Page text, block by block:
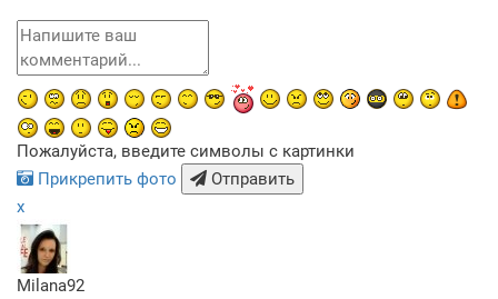
Пожалуйста, введите символы с картинки
Прикрепить фото
Отправить
x
Milana92